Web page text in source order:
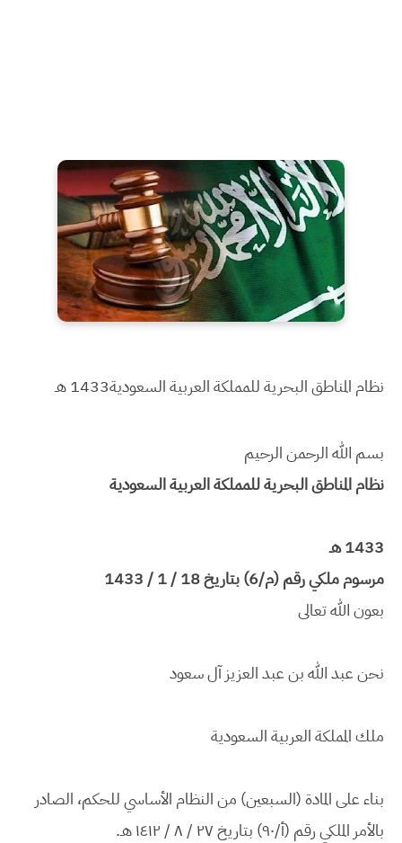
نظام المناطق البحرية للمملكة العربية السعودية1433 هـ
بسم الله الرحمن الرحيم
نظام المناطق البحرية للمملكة العربية السعودية
1433 هـ
مرسوم ملكي رقم (م/6) بتاريخ 18 / 1 / 1433
بعون الله تعالى
نحن عبد الله بن عبد العزيز آل سعود
ملك المملكة العربية السعودية
بناء على المادة (السبعين) من النظام الأساسي للحكم، الصادر
بالأمر الملكي رقم (أ/٩٠) بتاريخ ٢٧ / ٨ / ١٤١٢ هـ.